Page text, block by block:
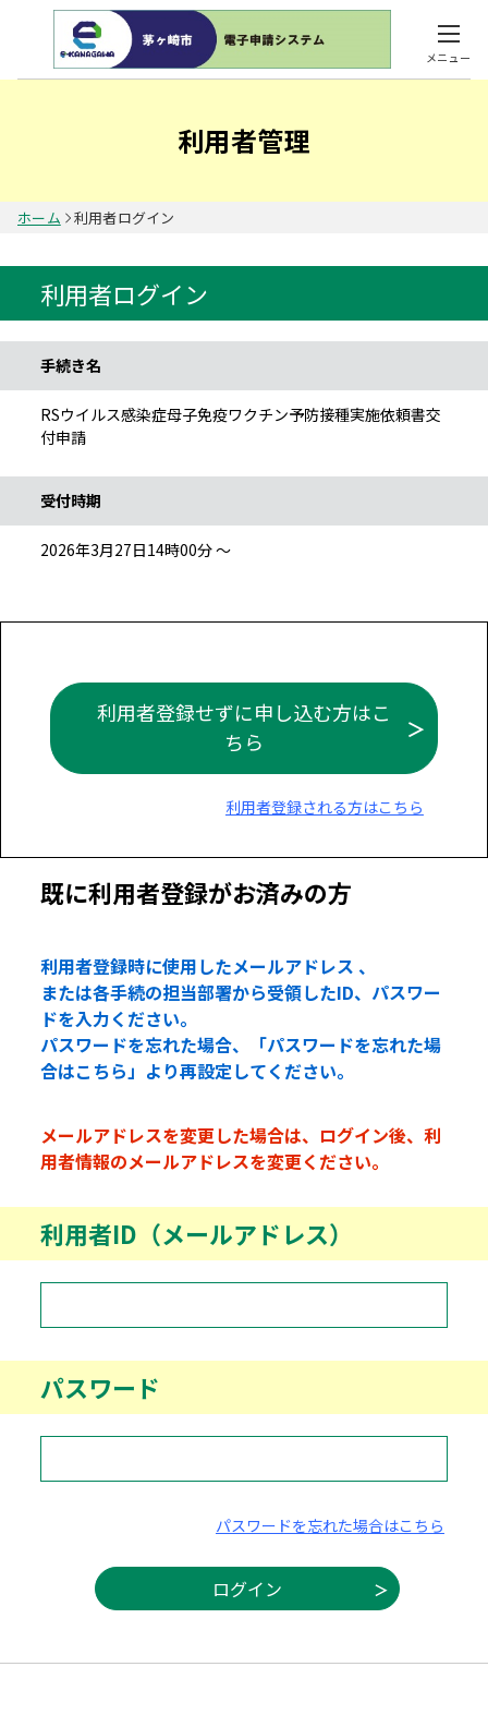
メニュー
利用者管理
ホーム 利用者ログイン
利用者ログイン
手続き名
RSウイルス感染症母子免疫ワクチン予防接種実施依頼書交
付申請
受付時期
2026年3月27日14時00分 ～
利用者登録せずに申し込む方はこ
ちら
利用者登録される方はこちら
既に利用者登録がお済みの方
利用者登録時に使用したメールアドレス 、
または各手続の担当部署から受領したID、パスワー
ドを入力ください。
パスワードを忘れた場合、「パスワードを忘れた場
合はこちら」より再設定してください。
メールアドレスを変更した場合は、ログイン後、利
用者情報のメールアドレスを変更ください。
利用者ID（メールアドレス）
パスワード
パスワードを忘れた場合はこちら